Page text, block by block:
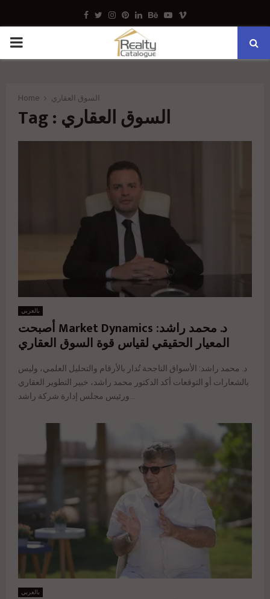
Facebook
TwitterInstagram
Pinterest
LinkedinBehance
Youtube
Vimeo
PRIMARY
Home السوق العقاري
Tag : السوق العقاري
بالعربي
د. محمد راشد: Market Dynamics أصبحت
المعيار الحقيقي لقياس قوة السوق العقاري
د. محمد راشد: الأسواق الناجحة تُدار بالأرقام والتحليل العلمي، وليس
بالشعارات أو التوقعات أكد الدكتور محمد راشد، خبير التطوير العقاري
بالعربي